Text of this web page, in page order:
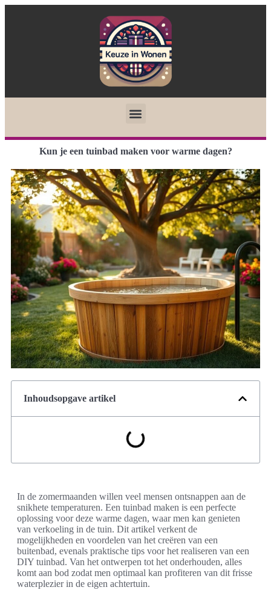
Kun je een tuinbad maken voor warme dagen?
Inhoudsopgave artikel
In de zomermaanden willen veel mensen ontsnappen aan de
snikhete temperaturen. Een tuinbad maken is een perfecte
oplossing voor deze warme dagen, waar men kan genieten
van verkoeling in de tuin. Dit artikel verkent de
mogelijkheden en voordelen van het creëren van een
buitenbad, evenals praktische tips voor het realiseren van een
DIY tuinbad. Van het ontwerpen tot het onderhouden, alles
komt aan bod zodat men optimaal kan profiteren van dit frisse
waterplezier in de eigen achtertuin.